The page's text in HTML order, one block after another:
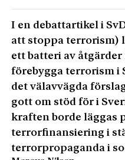
I en debattartikel i
att stoppa terrorism)
ett batteri av
förebygga terrorism i
det välavvägda
gott om stöd för i
kraften borde läggas
terrorfinansiering i
terrorpropaganda i